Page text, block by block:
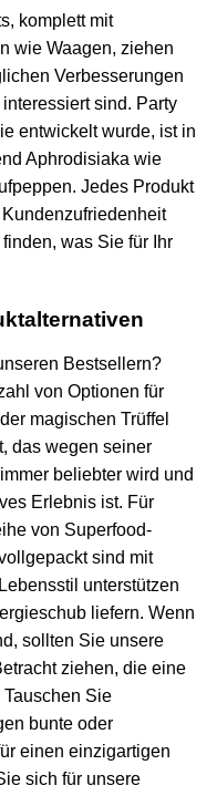
komplett mit
wie Waagen, ziehen
Verbesserungen
sind. Party
entwickelt wurde, ist in
Aphrodisiaka wie
Jedes Produkt
was Sie für Ihr
Bestsellern?
von Optionen für
magischen Trüffel
das wegen seiner
beliebter wird und
Erlebnis ist. Für
von Superfood-
sind mit
unterstützen
liefern. Wenn
sollten Sie unsere
ziehen, die eine
Tauschen Sie
bunte oder
einen einzigartigen
sich für unsere